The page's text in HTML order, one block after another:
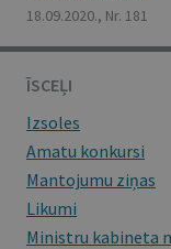
18.09.2020., Nr. 181
ĪSCEĻI
Izsoles
Amatu konkursi
Mantojumu ziņas
Likumi
Ministru kabineta